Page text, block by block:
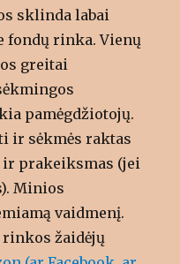
sklinda labai
fondų rinka. Vienų
greitai
pamėgdžiotojų.
ir sėkmės raktas
prakeiksmas (jei
Minios
vaidmenį.
žaidėjų